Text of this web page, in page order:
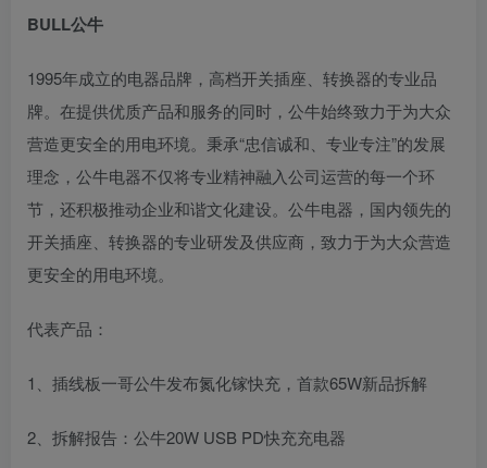
BULL公牛
1995年成立的电器品牌，高档开关插座、转换器的专业品
牌。在提供优质产品和服务的同时，公牛始终致力于为大众
营造更安全的用电环境。秉承“忠信诚和、专业专注”的发展
理念，公牛电器不仅将专业精神融入公司运营的每一个环
节，还积极推动企业和谐文化建设。公牛电器，国内领先的
开关插座、转换器的专业研发及供应商，致力于为大众营造
更安全的用电环境。
代表产品：
1、插线板一哥公牛发布氮化镓快充，首款65W新品拆解
2、拆解报告：公牛20W USB PD快充充电器